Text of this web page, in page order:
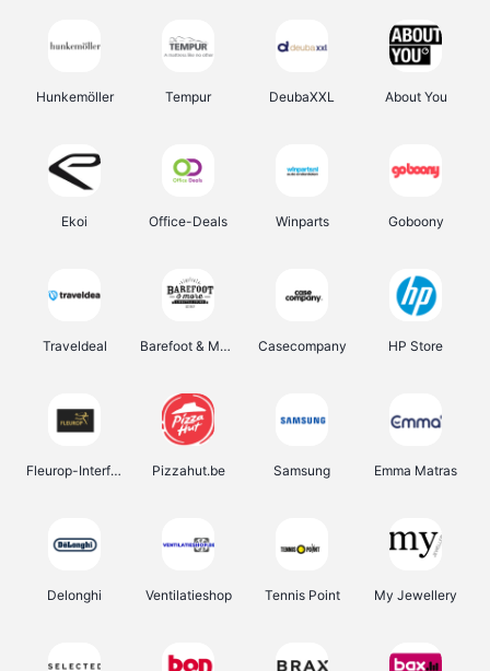
Hunkemöller Tempur DeubaXXL About You
Ekoi Office-Deals Winparts Goboony
Traveldeal Barefoot & More Casecompany HP Store
Fleurop-Interflora Pizzahut.be Samsung Emma Matras
Delonghi Ventilatieshop Tennis Point My Jewellery